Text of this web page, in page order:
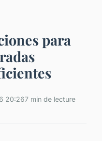
para
20:267 min de lecture